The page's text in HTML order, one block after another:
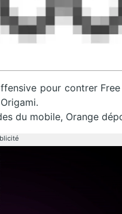
pour contrer
du mobile, Orange